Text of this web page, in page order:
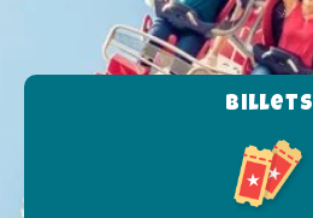
Billets